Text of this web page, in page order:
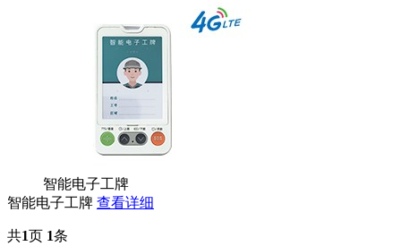
智能电子工牌
智能电子工牌 查看详细
共1页 1条